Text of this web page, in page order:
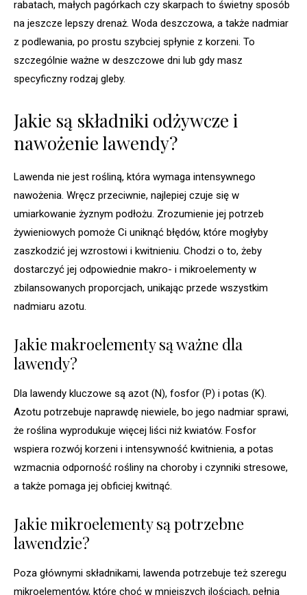
rabatach, małych pagórkach czy skarpach to świetny sposób
na jeszcze lepszy drenaż. Woda deszczowa, a także nadmiar
z podlewania, po prostu szybciej spłynie z korzeni. To
szczególnie ważne w deszczowe dni lub gdy masz
specyficzny rodzaj gleby.
Jakie są składniki odżywcze i
nawożenie lawendy?
Lawenda nie jest rośliną, która wymaga intensywnego
nawożenia. Wręcz przeciwnie, najlepiej czuje się w
umiarkowanie żyznym podłożu. Zrozumienie jej potrzeb
żywieniowych pomoże Ci uniknąć błędów, które mogłyby
zaszkodzić jej wzrostowi i kwitnieniu. Chodzi o to, żeby
dostarczyć jej odpowiednie makro- i mikroelementy w
zbilansowanych proporcjach, unikając przede wszystkim
nadmiaru azotu.
Jakie makroelementy są ważne dla
lawendy?
Dla lawendy kluczowe są azot (N), fosfor (P) i potas (K).
Azotu potrzebuje naprawdę niewiele, bo jego nadmiar sprawi,
że roślina wyprodukuje więcej liści niż kwiatów. Fosfor
wspiera rozwój korzeni i intensywność kwitnienia, a potas
wzmacnia odporność rośliny na choroby i czynniki stresowe,
a także pomaga jej obficiej kwitnąć.
Jakie mikroelementy są potrzebne
lawendzie?
Poza głównymi składnikami, lawenda potrzebuje też szeregu
mikroelementów, które choć w mniejszych ilościach, pełnią